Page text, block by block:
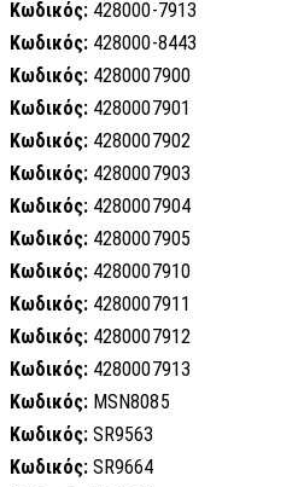
Κωδικός: 428000-7913
Κωδικός: 428000-8443
Κωδικός: 4280007900
Κωδικός: 4280007901
Κωδικός: 4280007902
Κωδικός: 4280007903
Κωδικός: 4280007904
Κωδικός: 4280007905
Κωδικός: 4280007910
Κωδικός: 4280007911
Κωδικός: 4280007912
Κωδικός: 4280007913
Κωδικός: MSN8085
Κωδικός: SR9563
Κωδικός: SR9664